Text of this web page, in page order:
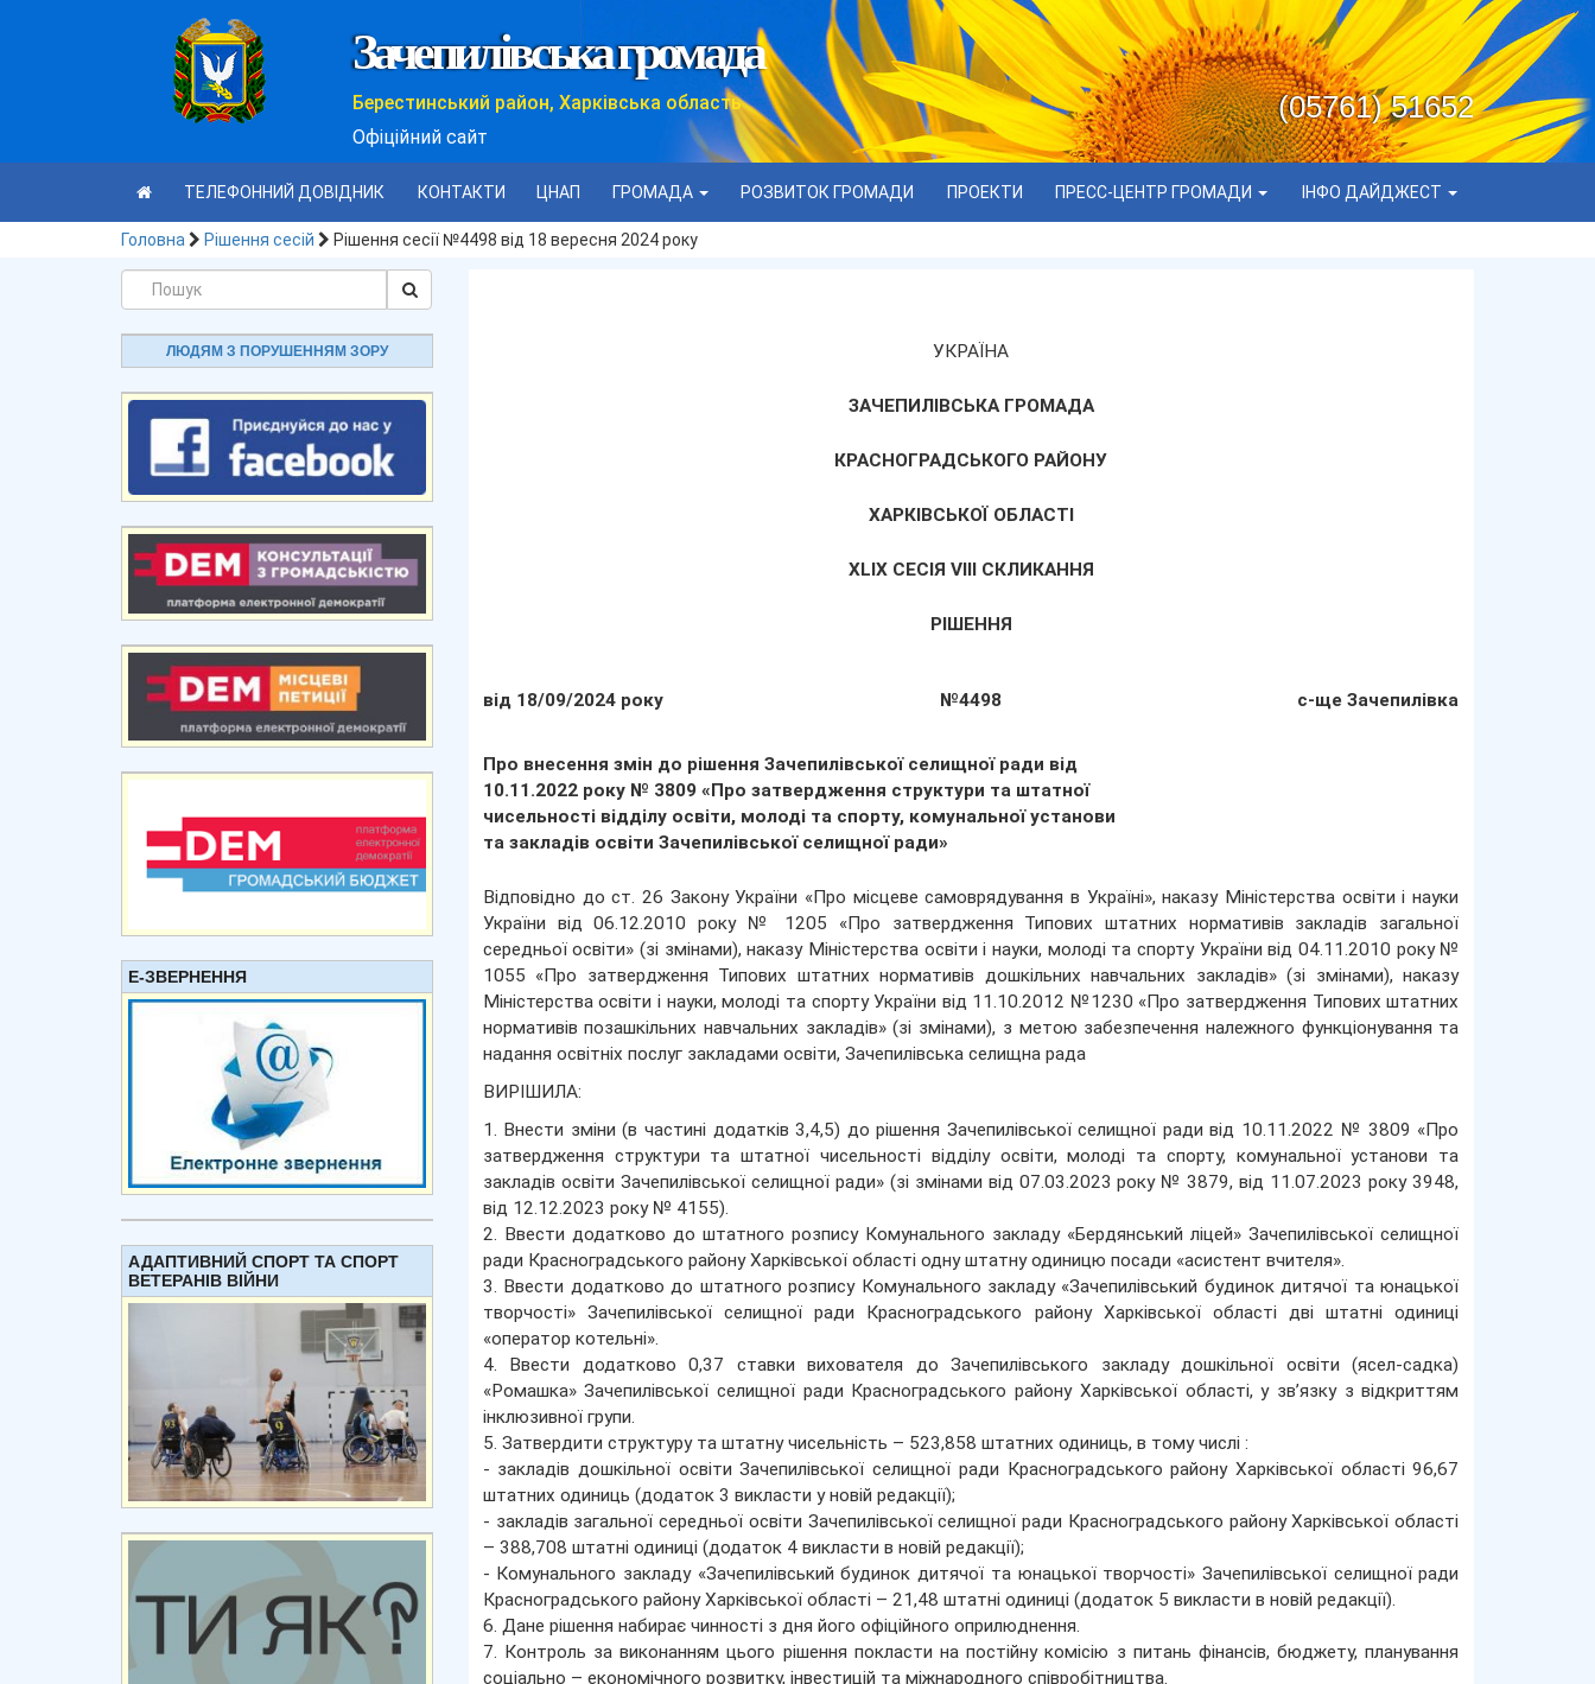
Зачепилівська громада
Берестинський район, Харківська область
Офіційний сайт
(05761) 51652
ТЕЛЕФОННИЙ ДОВІДНИК КОНТАКТИ ЦНАП ГРОМАДА РОЗВИТОК ГРОМАДИ ПРОЕКТИ ПРЕСС-ЦЕНТР ГРОМАДИ ІНФО ДАЙДЖЕСТ
Головна Рішення сесій Рішення сесії №4498 від 18 вересня 2024 року
ЛЮДЯМ З ПОРУШЕННЯМ ЗОРУ
Е-ЗВЕРНЕННЯ
АДАПТИВНИЙ СПОРТ ТА СПОРТ
ВЕТЕРАНІВ ВІЙНИ
УКРАЇНА
ЗАЧЕПИЛІВСЬКА ГРОМАДА
КРАСНОГРАДСЬКОГО РАЙОНУ
ХАРКІВСЬКОЇ ОБЛАСТІ
XLІХ СЕСІЯ VIII СКЛИКАННЯ
РІШЕННЯ
від 18/09/2024 року №4498 с-ще Зачепилівка
Про внесення змін до рішення Зачепилівської селищної ради від
10.11.2022 року № 3809 «Про затвердження структури та штатної
чисельності відділу освіти, молоді та спорту, комунальної установи
та закладів освіти Зачепилівської селищної ради»
Відповідно до ст. 26 Закону України «Про місцеве самоврядування в Україні», наказу Міністерства освіти і науки
України від 06.12.2010 року № 1205 «Про затвердження Типових штатних нормативів закладів загальної
середньої освіти» (зі змінами), наказу Міністерства освіти і науки, молоді та спорту України від 04.11.2010 року №
1055 «Про затвердження Типових штатних нормативів дошкільних навчальних закладів» (зі змінами), наказу
Міністерства освіти і науки, молоді та спорту України від 11.10.2012 №1230 «Про затвердження Типових штатних
нормативів позашкільних навчальних закладів» (зі змінами), з метою забезпечення належного функціонування та
надання освітніх послуг закладами освіти, Зачепилівська селищна рада
ВИРІШИЛА:
1. Внести зміни (в частині додатків 3,4,5) до рішення Зачепилівської селищної ради від 10.11.2022 № 3809 «Про
затвердження структури та штатної чисельності відділу освіти, молоді та спорту, комунальної установи та
закладів освіти Зачепилівської селищної ради» (зі змінами від 07.03.2023 року № 3879, від 11.07.2023 року 3948,
від 12.12.2023 року № 4155).
2. Ввести додатково до штатного розпису Комунального закладу «Бердянський ліцей» Зачепилівської селищної
ради Красноградського району Харківської області одну штатну одиницю посади «асистент вчителя».
3. Ввести додатково до штатного розпису Комунального закладу «Зачепилівський будинок дитячої та юнацької
творчості» Зачепилівської селищної ради Красноградського району Харківської області дві штатні одиниці
«оператор котельні».
4. Ввести додатково 0,37 ставки вихователя до Зачепилівського закладу дошкільної освіти (ясел-садка)
«Ромашка» Зачепилівської селищної ради Красноградського району Харківської області, у зв’язку з відкриттям
інклюзивної групи.
5. Затвердити структуру та штатну чисельність – 523,858 штатних одиниць, в тому числі :
- закладів дошкільної освіти Зачепилівської селищної ради Красноградського району Харківської області 96,67
штатних одиниць (додаток 3 викласти у новій редакції);
- закладів загальної середньої освіти Зачепилівської селищної ради Красноградського району Харківської області
– 388,708 штатні одиниці (додаток 4 викласти в новій редакції);
- Комунального закладу «Зачепилівський будинок дитячої та юнацької творчості» Зачепилівської селищної ради
Красноградського району Харківської області – 21,48 штатні одиниці (додаток 5 викласти в новій редакції).
6. Дане рішення набирає чинності з дня його офіційного оприлюднення.
7. Контроль за виконанням цього рішення покласти на постійну комісію з питань фінансів, бюджету, планування
соціально – економічного розвитку, інвестицій та міжнародного співробітництва.